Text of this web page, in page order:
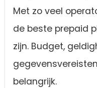
Met zo veel
de beste prepaid
zijn. Budget,
belangrijk.